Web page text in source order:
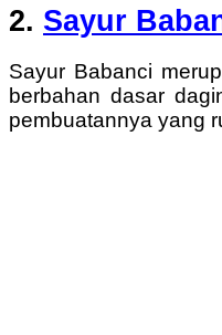
2. Sayur
Sayur Babanci
berbahan dasar
pembuatannya yang